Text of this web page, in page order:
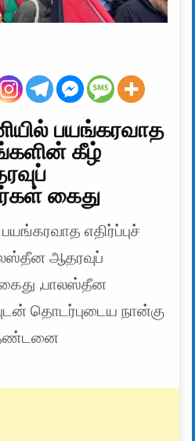
பயங்கரவாத
கீழ்
கைது
எதிர்ப்புச்
ஆதரவுப்
,பாலஸ்தீன
தொடர்புடைய நான்கு
தண்டனை